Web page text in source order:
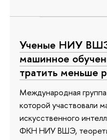
Ученые НИУ ВШЭ
машинное
тратить меньше
Международная
которой участвовали
искусственного
ФКН НИУ ВШЭ,